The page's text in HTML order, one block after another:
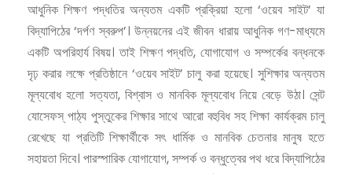
আধুনিক শিক্ষণ পদ্ধতির অন্যতম একটি প্রক্রিয়া হলো ‘ওয়েব সাইট’ যা
বিদ্যাপিঠের ‘দর্পণ স্বরুপ’। উন্নয়নের এই জীবন ধারায় আধুনিক গণ-মাধ্যমে
একটি অপরিহার্য বিষয়। তাই শিক্ষণ পদ্ধতি, যোগাযোগ ও সম্পর্কের বন্ধনকে
দৃঢ় করার লক্ষে প্রতিষ্ঠানে ‘ওয়েব সাইট’ চালু করা হয়েছে। সুশিক্ষার অন্যতম
মূল্যবোধ হলো সত্যতা, বিশ্বাস ও মানবিক মূল্যবোধ নিয়ে বেড়ে উঠা। সেন্ট
যোসেফস্ পাঠ্য পুস্তুকের শিক্ষার সাথে আরো বহুবিধ সহ শিক্ষা কার্যক্রম চালু
রেখেছে যা প্রতিটি শিক্ষার্থীকে সৎ ধার্মিক ও মানবিক চেতনার মানুষ হতে
সহায়তা দিবে। পারস্পারিক যোগাযোগ, সম্পর্ক ও বন্ধুত্বের পথ ধরে বিদ্যাপিঠের